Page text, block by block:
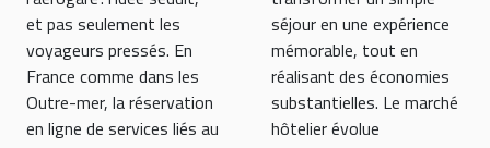
et pas seulement les
voyageurs pressés. En
France comme dans les
Outre-mer, la réservation
en ligne de services liés au
séjour en une expérience
mémorable, tout en
réalisant des économies
substantielles. Le marché
hôtelier évolue